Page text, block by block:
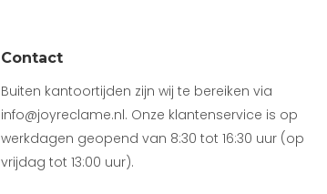
Contact
Buiten kantoortijden zijn wij te bereiken via
info@joyreclame.nl. Onze klantenservice is op
werkdagen geopend van 8:30 tot 16:30 uur (op
vrijdag tot 13:00 uur).